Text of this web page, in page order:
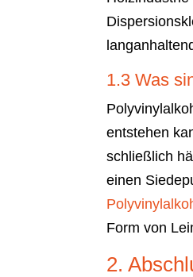
1.3 Was
entstehen
schließlich
einen
Form von
2.